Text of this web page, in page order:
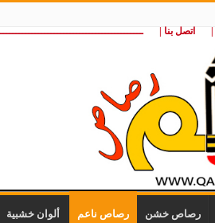
اتصل بنا |
رصاص خشن رصاص ناعم ألوان خشبية